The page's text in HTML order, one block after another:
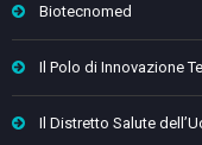
Biotecnomed
Il Polo di Innovazione
Il Distretto Salute